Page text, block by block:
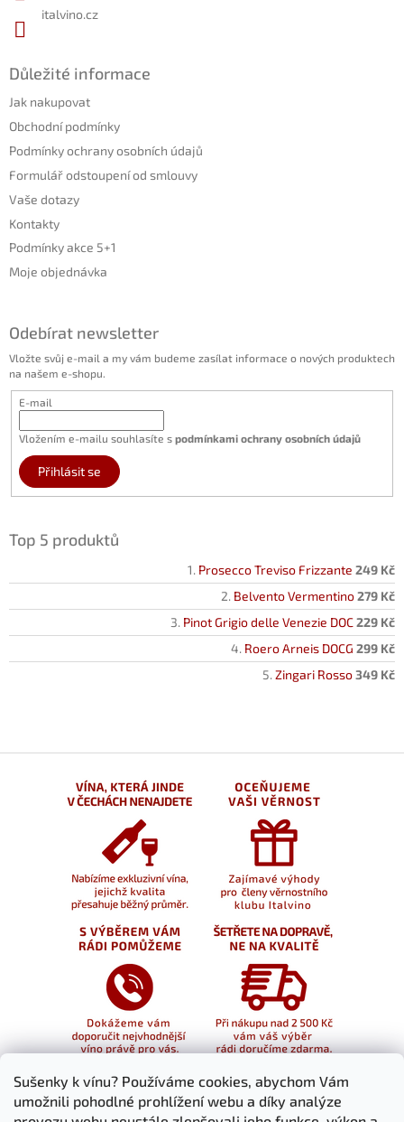
Sušenky k vínu? Používáme cookies, abychom Vám
umožnili pohodlné prohlížení webu a díky analýze
italvino.cz
Důležité informace
Jak nakupovat
Obchodní podmínky
Podmínky ochrany osobních údajů
Formulář odstoupení od smlouvy
Vaše dotazy
Kontakty
Podmínky akce 5+1
Moje objednávka
Odebírat newsletter
Vložte svůj e-mail a my vám budeme zasílat informace o nových produktech
na našem e-shopu.
E-mail
Vložením e-mailu souhlasíte s podmínkami ochrany osobních údajů
Přihlásit se
Top 5 produktů
Prosecco Treviso Frizzante 249 Kč
Belvento Vermentino279 Kč
Pinot Grigio delle Venezie DOC229 Kč
Roero Arneis DOCG 299 Kč
Zingari Rosso349 Kč